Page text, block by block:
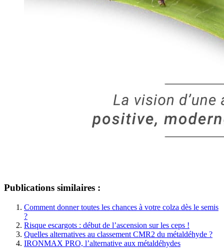
Publications similaires :
Comment donner toutes les chances à votre colza dès le semis
?
Risque escargots : début de l’ascension sur les ceps !
Quelles alternatives au classement CMR2 du métaldéhyde ?
IRONMAX PRO, l’alternative aux métaldéhydes